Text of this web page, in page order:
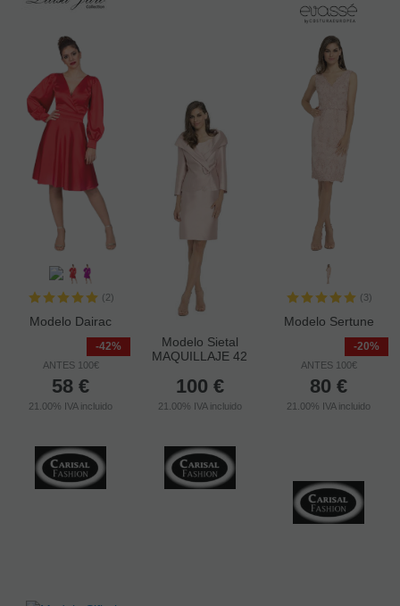
(2)
Modelo Dairac
-42%
ANTES 100€
58 €
21.00% IVA incluido
Modelo Sietal
MAQUILLAJE 42
100 €
21.00% IVA incluido
(3)
Modelo Sertune
-20%
ANTES 100€
80 €
21.00% IVA incluido